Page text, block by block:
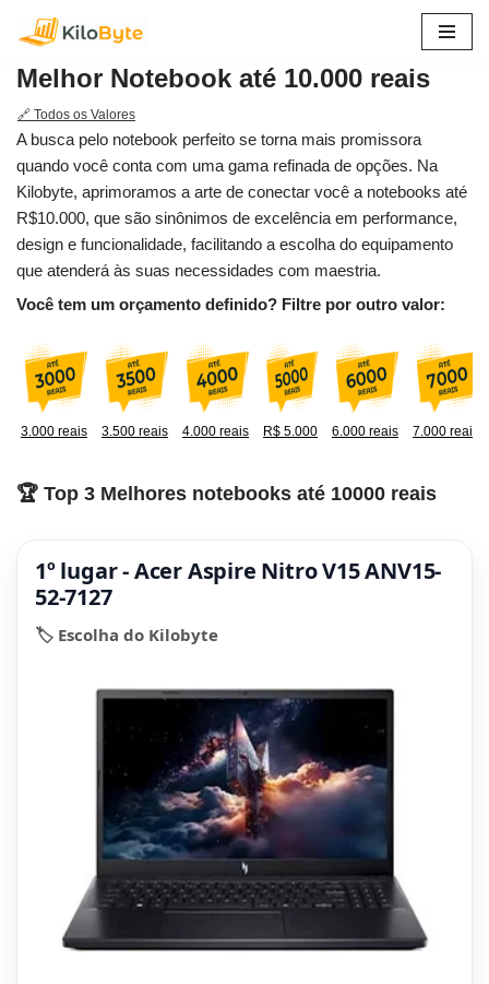
para
o
conteúdo
Melhor Notebook até 10.000 reais
🔗 Todos os Valores
A busca pelo notebook perfeito se torna mais promissora
quando você conta com uma gama refinada de opções. Na
Kilobyte, aprimoramos a arte de conectar você a notebooks até
R$10.000, que são sinônimos de excelência em performance,
design e funcionalidade, facilitando a escolha do equipamento
que atenderá às suas necessidades com maestria.
Você tem um orçamento definido? Filtre por outro valor:
3.000 reais 3.500 reais 4.000 reais R$ 5.000 6.000 reais 7.000 reais
🏆 Top 3 Melhores notebooks até 10000 reais
1º lugar - Acer Aspire Nitro V15 ANV15-
52-7127
🏷️ Escolha do Kilobyte